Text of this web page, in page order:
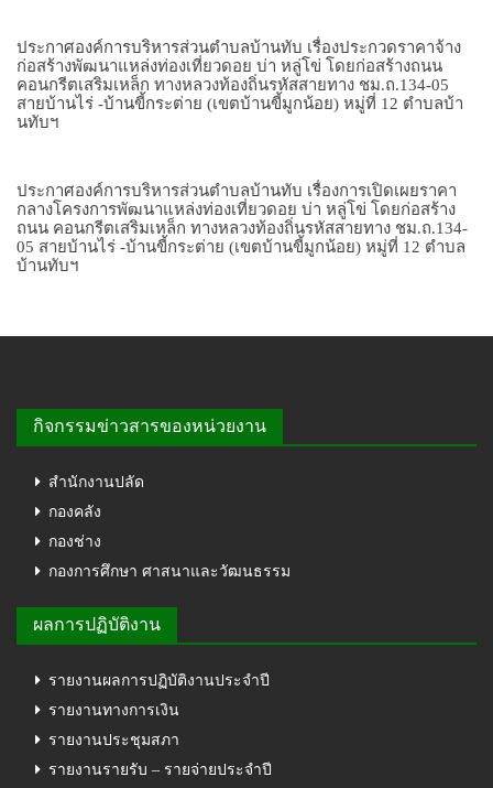
ประกาศองค์การบริหารส่วนตำบลบ้านทับ เรื่องประกวดราคาจ้าง
ก่อสร้างพัฒนาแหล่งท่องเที่ยวดอย บ่า หลู่โข่ โดยก่อสร้างถนน
คอนกรีตเสริมเหล็ก ทางหลวงท้องถิ่นรหัสสายทาง ชม.ถ.134-05
สายบ้านไร่ -บ้านขี้กระต่าย (เขตบ้านขี้มูกน้อย) หมู่ที่ 12 ตำบลบ้า
นทับฯ
ประกาศองค์การบริหารส่วนตำบลบ้านทับ เรื่องการเปิดเผยราคา
กลางโครงการพัฒนาแหล่งท่องเที่ยวดอย บ่า หลู่โข่ โดยก่อสร้าง
ถนน คอนกรีตเสริมเหล็ก ทางหลวงท้องถิ่นรหัสสายทาง ชม.ถ.134-
05 สายบ้านไร่ -บ้านขี้กระต่าย (เขตบ้านขี้มูกน้อย) หมู่ที่ 12 ตำบล
บ้านทับฯ
กิจกรรมข่าวสารของหน่วยงาน
สำนักงานปลัด
กองคลัง
กองช่าง
กองการศึกษา ศาสนาและวัฒนธรรม
ผลการปฏิบัติงาน
รายงานผลการปฏิบัติงานประจำปี
รายงานทางการเงิน
รายงานประชุมสภา
รายงานรายรับ – รายจ่ายประจำปี